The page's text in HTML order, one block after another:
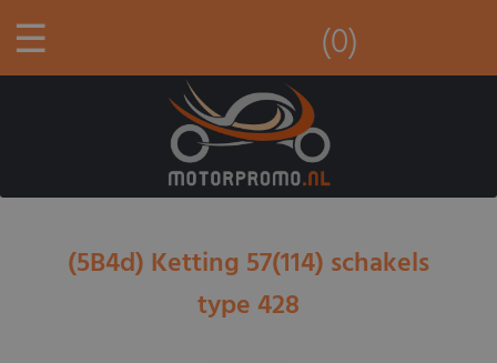
☰ (0)
(5B4d) Ketting 57(114) schakels
type 428